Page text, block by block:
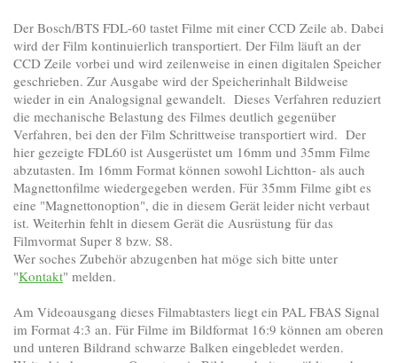
Der Bosch/BTS FDL-60 tastet Filme mit einer CCD Zeile ab. Dabei
wird der Film kontinuierlich transportiert. Der Film läuft an der
CCD Zeile vorbei und wird zeilenweise in einen digitalen Speicher
geschrieben. Zur Ausgabe wird der Speicherinhalt Bildweise
wieder in ein Analogsignal gewandelt. Dieses Verfahren reduziert
die mechanische Belastung des Filmes deutlich gegenüber
Verfahren, bei den der Film Schrittweise transportiert wird. Der
hier gezeigte FDL60 ist Ausgerüstet um 16mm und 35mm Filme
abzutasten. Im 16mm Format können sowohl Lichtton- als auch
Magnettonfilme wiedergegeben werden. Für 35mm Filme gibt es
eine "Magnettonoption", die in diesem Gerät leider nicht verbaut
ist. Weiterhin fehlt in diesem Gerät die Ausrüstung für das
Filmvormat Super 8 bzw. S8.
Wer soches Zubehör abzugenben hat möge sich bitte unter
"Kontakt" melden.
Am Videoausgang dieses Filmabtasters liegt ein PAL FBAS Signal
im Format 4:3 an. Für Filme im Bildformat 16:9 können am oberen
und unteren Bildrand schwarze Balken eingebledet werden.